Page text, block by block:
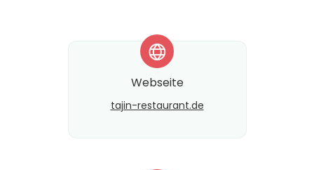
*
Webseite
tajin-restaurant.de